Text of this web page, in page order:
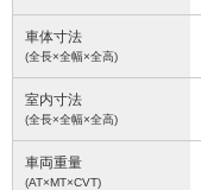
車体寸法
(全長×全幅×全高)
室内寸法
(全長×全幅×全高)
車両重量
(AT×MT×CVT)